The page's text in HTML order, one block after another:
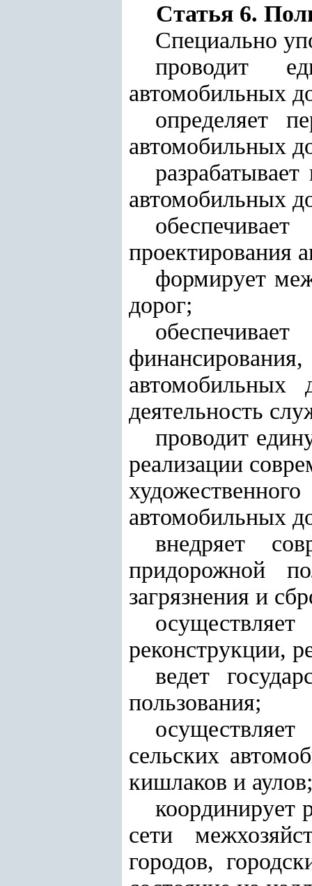
Статья 6.
Специально
проводит
автомобильных
определяет
автомобильных
автомобильных
проектирования
формирует
дорог;
автомобильных
деятельность
проводит
реализации
автомобильных
внедряет
придорожной
загрязнения и
реконструкции,
ведет
пользования;
сельских
кишлаков и аулов;
координирует
сети
городов,